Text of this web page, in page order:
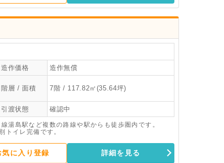
造作価格 造作無償
階層 / 面積 7階 / 117.82㎡(35.64坪)
引渡状態 確認中
湯島駅など複数の路線や駅からも徒歩圏内です。
トイレ完備です。
気に入り登録 詳細を見る